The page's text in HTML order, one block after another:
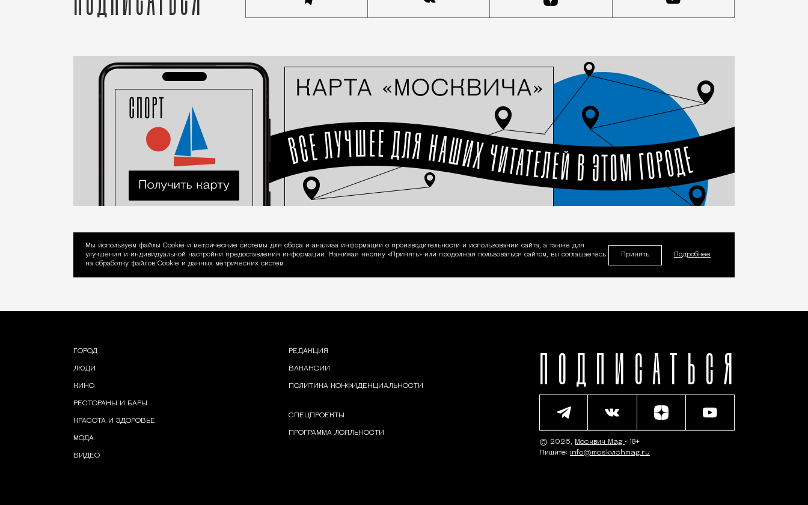
Уведомление об использовании Cookie
Мы используем файлы Сookie и метрические системы для сбора и анализа информации о производительности и использовании сайта, а также для
улучшения и индивидуальной настройки предоставления информации. Нажимая кнопку «Принять» или продолжая пользоваться сайтом, вы соглашаетесь
на обработку файлов Cookie и данных метрических систем.
Принять Подробнее
ГОРОД
ЛЮДИ
КИНО
РЕСТОРАНЫ И БАРЫ
КРАСОТА И ЗДОРОВЬЕ
МОДА
ВИДЕО
РЕДАКЦИЯ
ВАКАНСИИ
ПОЛИТИКА КОНФИДЕНЦИАЛЬНОСТИ
СПЕЦПРОЕКТЫ
ПРОГРАММА ЛОЯЛЬНОСТИ
ПОДПИСАТЬСЯ
© 2026, Москвич Mag • 18+
Пишите: info@moskvichmag.ru